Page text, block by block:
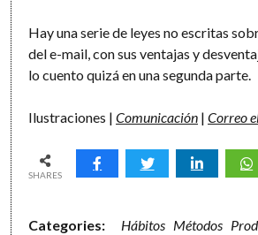
Hay una serie de leyes no escritas
del e-mail, con sus ventajas y
lo cuento quizá en una segunda parte.
Ilustraciones |Comunicación |Correo
SHARES
Categories: Hábitos Métodos